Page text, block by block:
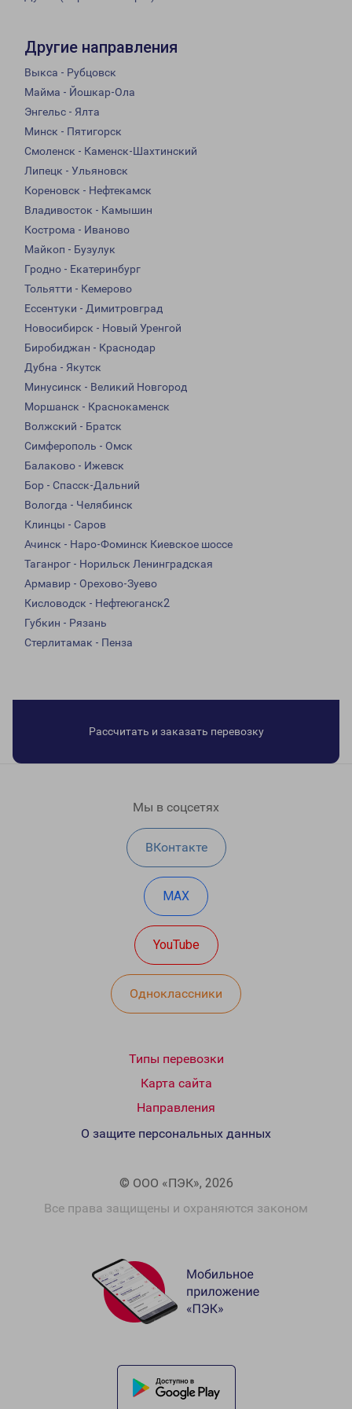
Другие направления
Выкса - Рубцовск
Майма - Йошкар-Ола
Энгельс - Ялта
Минск - Пятигорск
Смоленск - Каменск-Шахтинский
Липецк - Ульяновск
Кореновск - Нефтекамск
Владивосток - Камышин
Кострома - Иваново
Майкоп - Бузулук
Гродно - Екатеринбург
Тольятти - Кемерово
Ессентуки - Димитровград
Новосибирск - Новый Уренгой
Биробиджан - Краснодар
Дубна - Якутск
Минусинск - Великий Новгород
Моршанск - Краснокаменск
Волжский - Братск
Симферополь - Омск
Балаково - Ижевск
Бор - Спасск-Дальний
Вологда - Челябинск
Клинцы - Саров
Ачинск - Наро-Фоминск Киевское шоссе
Таганрог - Норильск Ленинградская
Армавир - Орехово-Зуево
Кисловодск - Нефтеюганск2
Губкин - Рязань
Стерлитамак - Пенза
Рассчитать и заказать перевозку
Мы в соцсетях
ВКонтакте
MAX
YouTube
Одноклассники
Типы перевозки
Карта сайта
Направления
© ООО «ПЭК», 2026
Все права защищены и охраняются законом
О защите персональных данных